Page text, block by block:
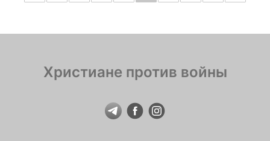
Христиане против войны